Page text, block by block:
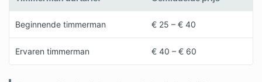
Beginnende timmerman € 25 – € 40
Ervaren timmerman € 40 – € 60